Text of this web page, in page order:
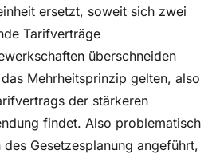
ersetzt, soweit sich zwei
Tarifverträge
überschneiden
Mehrheitsprinzip gelten, also
der stärkeren
findet. Also problematisch
Gesetzesplanung angeführt,